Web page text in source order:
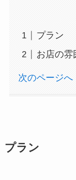
プラン
お店の雰
次のページへ
プラン